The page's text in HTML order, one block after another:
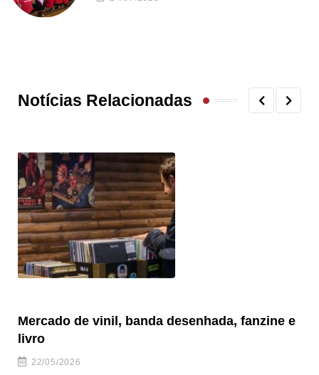
Notícias Relacionadas
Mercado de vinil, banda desenhada, fanzine e
livro
22/05/2026